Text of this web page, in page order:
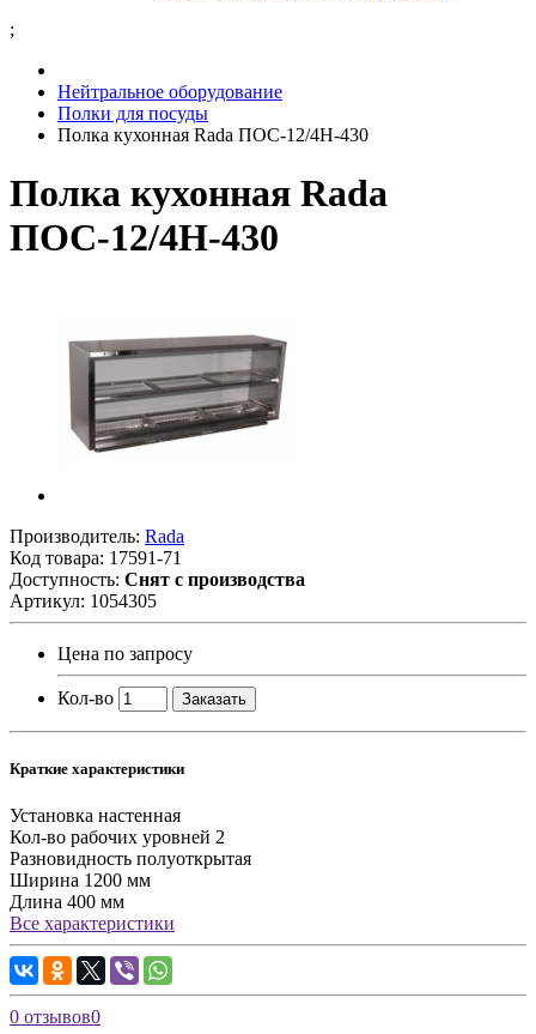
;
Нейтральное оборудование
Полки для посуды
Полка кухонная Rada ПОС-12/4Н-430
Полка кухонная Rada
ПОС-12/4Н-430
Производитель: Rada
Код товара: 17591-71
Доступность: Снят с производства
Артикул: 1054305
Цена по запросу
Кол-во Заказать
Краткие характеристики
Установка настенная
Кол-во рабочих уровней 2
Разновидность полуоткрытая
Ширина 1200 мм
Длина 400 мм
Все характеристики
0 отзывов0